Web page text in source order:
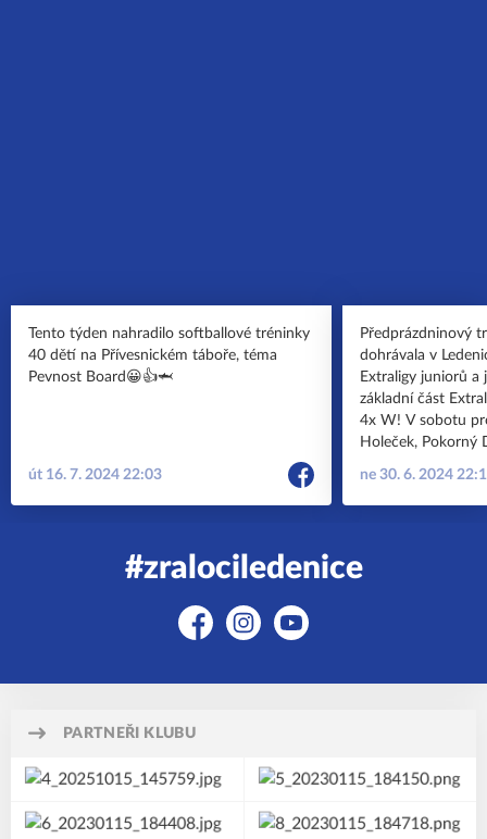
Tento týden nahradilo softballové tréninky
40 dětí na Přívesnickém táboře, téma
Pevnost Board😀👍🦈
út 16. 7. 2024 22:03
Předprázdninový
dohrávala v
Extraligy juniorů a
základní část
4x W! V sobotu
Holeček, Pokorný
části končíme na
kdy jame u
ne 30. 6. 2024
#zralociledenice
FacebookInstagramYouTube
PARTNEŘI KLUBU